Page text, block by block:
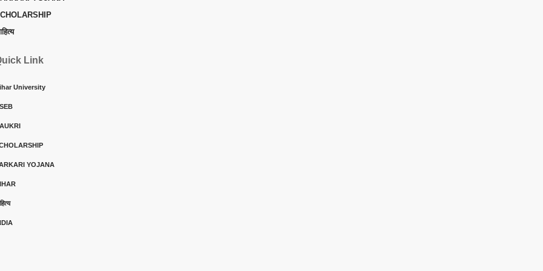
Link
University
YOJANA